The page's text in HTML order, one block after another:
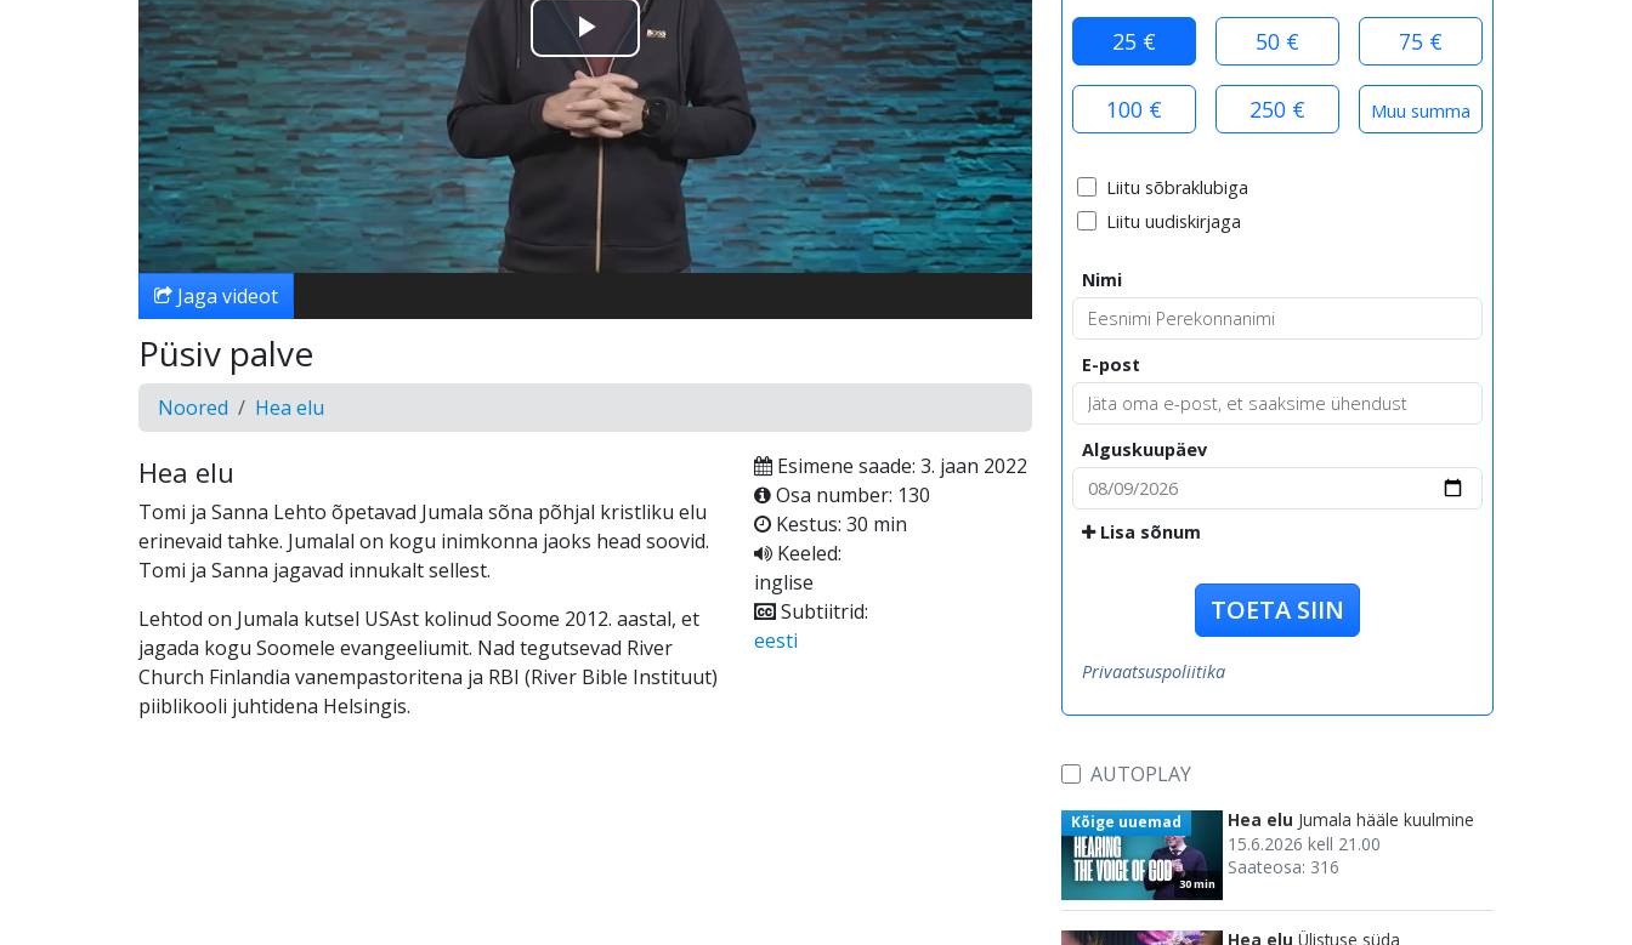
Esita
video
Jaga videot
Püsiv palve
Noored Hea elu
Hea elu
Tomi ja Sanna Lehto õpetavad Jumala sõna põhjal kristliku elu
erinevaid tahke. Jumalal on kogu inimkonna jaoks head soovid.
Tomi ja Sanna jagavad innukalt sellest.
Lehtod on Jumala kutsel USAst kolinud Soome 2012. aastal, et
jagada kogu Soomele evangeeliumit. Nad tegutsevad River
Church Finlandia vanempastoritena ja RBI (River Bible Instituut)
piiblikooli juhtidena Helsingis.
Esimene saade: 3. jaan 2022
Osa number: 130
Kestus: 30 min
Keeled:
inglise
Subtiitrid:
eesti
25 € 50 € 75 €
100 € 250 €
Liitu sõbraklubiga
Liitu uudiskirjaga
Nimi
E-post
Alguskuupäev
Lisa sõnum
TOETA SIIN
Privaatsuspoliitika
AUTOPLAY
30 min
Kõige uuemad Hea elu Jumala hääle kuulmine
15.6.2026 kell 21.00
Saateosa: 316
Hea elu Ülistuse süda